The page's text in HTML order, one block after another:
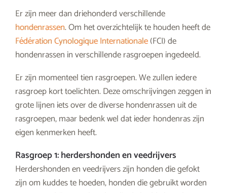
Er zijn meer dan driehonderd verschillende
hondenrassen. Om het overzichtelijk te houden heeft de
Fédération Cynologique Internationale(FCI) de
hondenrassen in verschillende rasgroepen ingedeeld.
Er zijn momenteel tien rasgroepen. We zullen iedere
rasgroep kort toelichten. Deze omschrijvingen zeggen in
grote lijnen iets over de diverse hondenrassen uit de
rasgroepen, maar bedenk wel dat ieder hondenras zijn
eigen kenmerken heeft.
Rasgroep 1: herdershonden en veedrijvers
Herdershonden en veedrijvers zijn honden die gefokt
zijn om kuddes te hoeden, honden die gebruikt worden